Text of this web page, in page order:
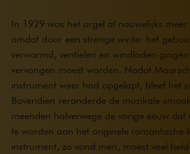
In 1929 was het orgel al nauwelijks
omdat door een strenge winter het
verwarmd, ventielen en windladen
vervangen moest worden. Nadat
instrument weer had opgelapt, bleef het
Bovendien veranderde de muzikale
meenden halverwege de vorige eeuw dat
te worden aan het originele romantische
instrument, zo vond men, moest veel